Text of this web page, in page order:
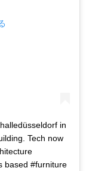
in
Tech now
based #furniture